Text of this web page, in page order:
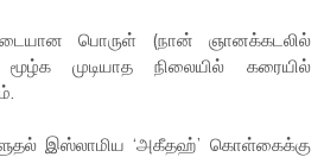
பொருள் (நான் ஞானக்கடலில்
மூழ்க முடியாத நிலையில் கரையில்
இஸ்லாமிய ‘அகீதஹ்’ கொள்கைக்கு